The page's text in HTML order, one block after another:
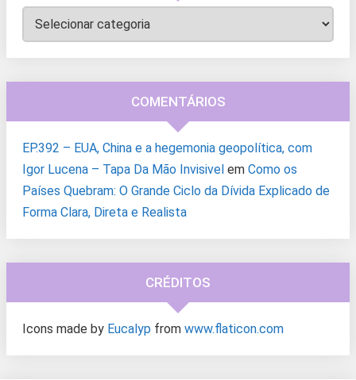
Categorias
COMENTÁRIOS
EP.392 – EUA, China e a hegemonia geopolítica, com
Igor Lucena – Tapa Da Mão Invisivel em Como os
Países Quebram: O Grande Ciclo da Dívida Explicado de
Forma Clara, Direta e Realista
CRÉDITOS
Icons made by Eucalyp from www.flaticon.com